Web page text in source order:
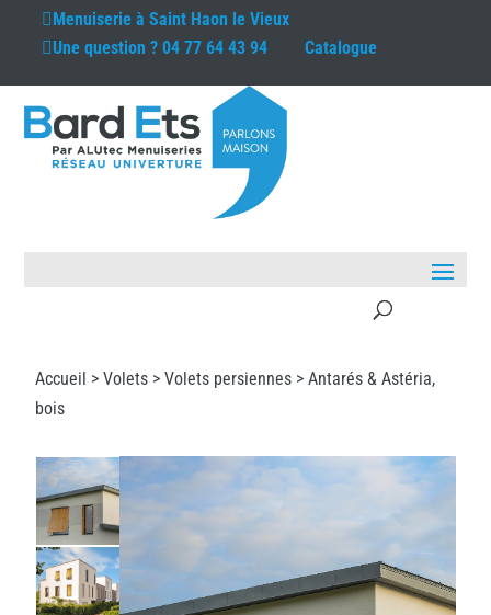
Menuiserie àSaint Haon le Vieux
Une question ?04 77 64 43 94 Catalogue
Accueil > Volets > Volets persiennes > Antarés & Astéria,
bois